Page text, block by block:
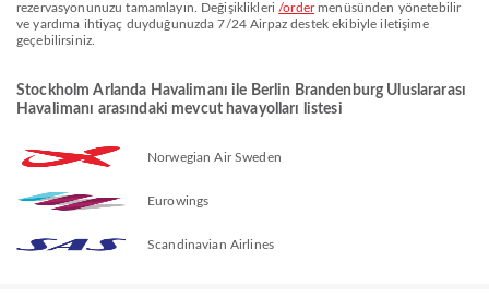
rezervasyonunuzu tamamlayın. Değişiklikleri /ordermenüsünden yönetebilir
ve yardıma ihtiyaç duyduğunuzda 7/24 Airpaz destek ekibiyle iletişime
geçebilirsiniz.
Stockholm Arlanda Havalimanı ile Berlin Brandenburg Uluslararası
Havalimanı arasındaki mevcut havayolları listesi
Norwegian Air Sweden
Eurowings
Scandinavian Airlines